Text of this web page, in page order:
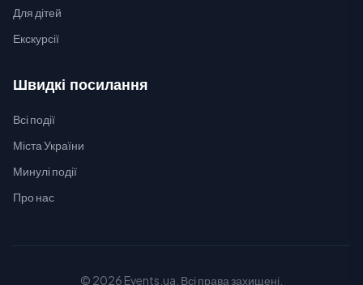
Для дітей
Екскурсії
Швидкі посилання
Всі події
Міста України
Минулі події
Про нас
© 2026 Events.ua. Всі права захищені.